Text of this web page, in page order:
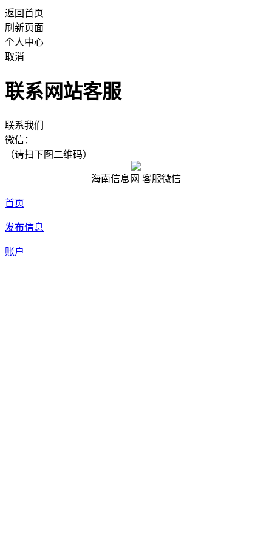
返回首页
刷新页面
个人中心
取消
联系网站客服
联系我们
微信：
（请扫下图二维码）
海南信息网 客服微信
首页
发布信息
账户